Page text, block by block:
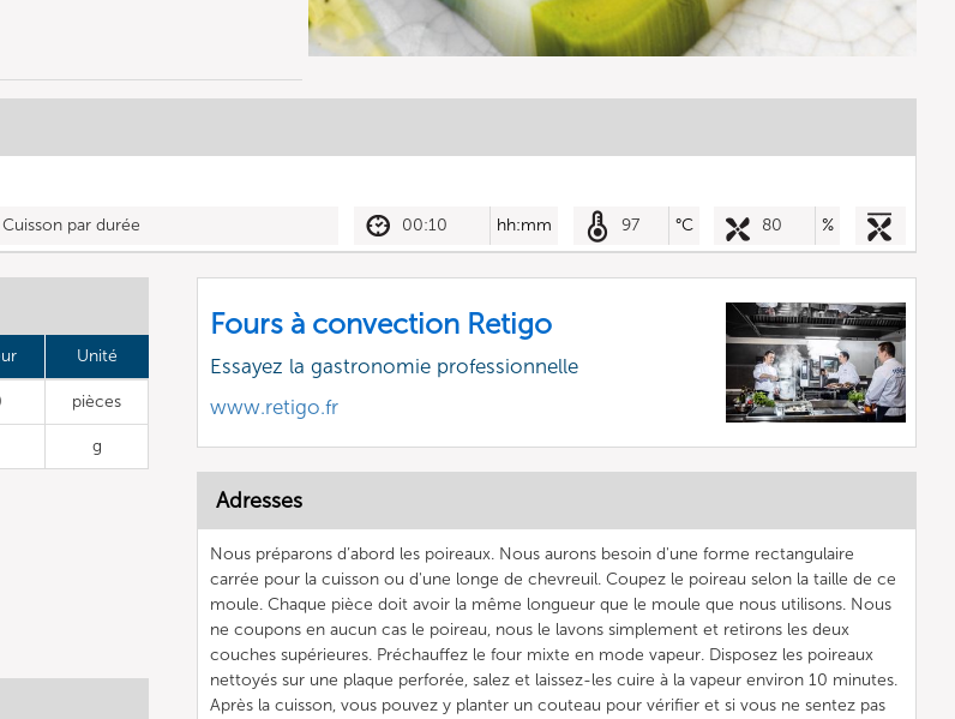
Cuisson par durée 00:10 hh:mm 97 °C 80 %
Unité
pièces
g
Fours à convection Retigo
Essayez la gastronomie professionnelle
www.retigo.fr
Adresses
Nous préparons d’abord les poireaux. Nous aurons besoin d'une forme rectangulaire
carrée pour la cuisson ou d'une longe de chevreuil. Coupez le poireau selon la taille de ce
moule. Chaque pièce doit avoir la même longueur que le moule que nous utilisons. Nous
ne coupons en aucun cas le poireau, nous le lavons simplement et retirons les deux
couches supérieures. Préchauffez le four mixte en mode vapeur. Disposez les poireaux
nettoyés sur une plaque perforée, salez et laissez-les cuire à la vapeur environ 10 minutes.
Après la cuisson, vous pouvez y planter un couteau pour vérifier et si vous ne sentez pas